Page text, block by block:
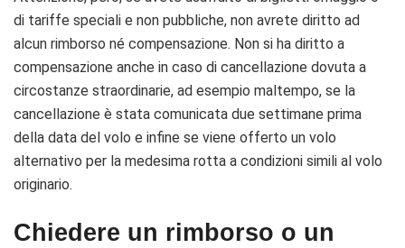
di tariffe speciali e non pubbliche, non avrete diritto ad
alcun rimborso né compensazione. Non si ha diritto a
compensazione anche in caso di cancellazione dovuta a
circostanze straordinarie, ad esempio maltempo, se la
cancellazione è stata comunicata due settimane prima
della data del volo e infine se viene offerto un volo
alternativo per la medesima rotta a condizioni simili al volo
originario.
Chiedere un rimborso o un